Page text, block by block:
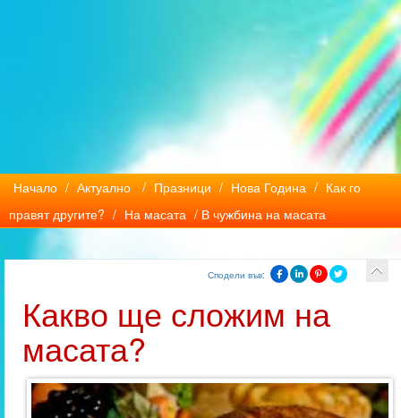
Начало / Актуално / Празници / Нова Година / Как го
правят другите? / На масата / В чужбина на масата
Сподели във:
Какво ще сложим на
масата?